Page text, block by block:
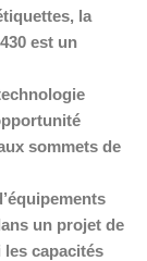
la
est un
sommets de
un projet de
les capacités